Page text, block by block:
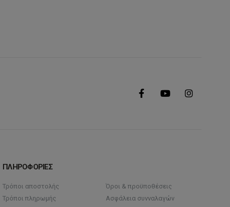
ΠΛΗΡΟΦΟΡΙΕΣ
Τρόποι αποστολής
Τρόποι πληρωμής
Όροι & προϋποθέσεις
Ασφάλεια συνναλαγών